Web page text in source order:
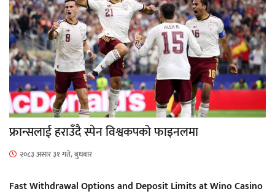
फ्रान्सलाई हराउँदै स्पेन विश्वकपको फाइनलमा
२०८३ असार ३१ गते, बुधबार
Fast Withdrawal Options and Deposit Limits at Wino Casino